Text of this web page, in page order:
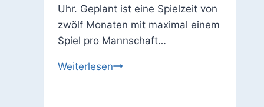
Uhr. Geplant ist eine Spielzeit von
zwölf Monaten mit maximal einem
Spiel pro Mannschaft…
WeiterlesenBlood